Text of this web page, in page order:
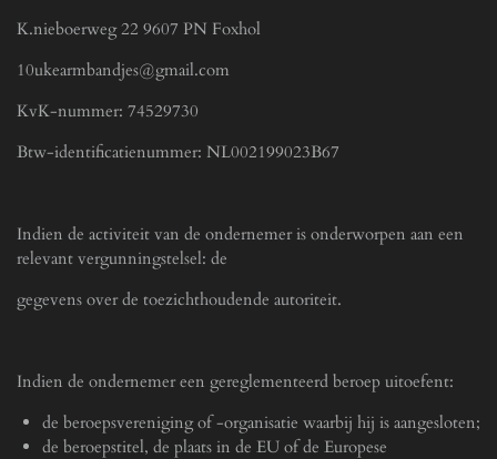
K.nieboerweg 22 9607 PN Foxhol
10ukearmbandjes@gmail.com
KvK-nummer: 74529730
Btw-identificatienummer: NL002199023B67
Indien de activiteit van de ondernemer is onderworpen aan een
relevant vergunningstelsel: de
gegevens over de toezichthoudende autoriteit.
Indien de ondernemer een gereglementeerd beroep uitoefent:
de beroepsvereniging of -organisatie waarbij hij is aangesloten;
de beroepstitel, de plaats in de EU of de Europese